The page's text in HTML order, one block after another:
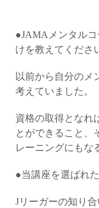
●JAMAメンタル
けを教えてくださ
以前から自分のメ
考えていました。
資格の取得となれ
とができること、
レーニングにもな
●当講座を選ばれ
Jリーガーの知り